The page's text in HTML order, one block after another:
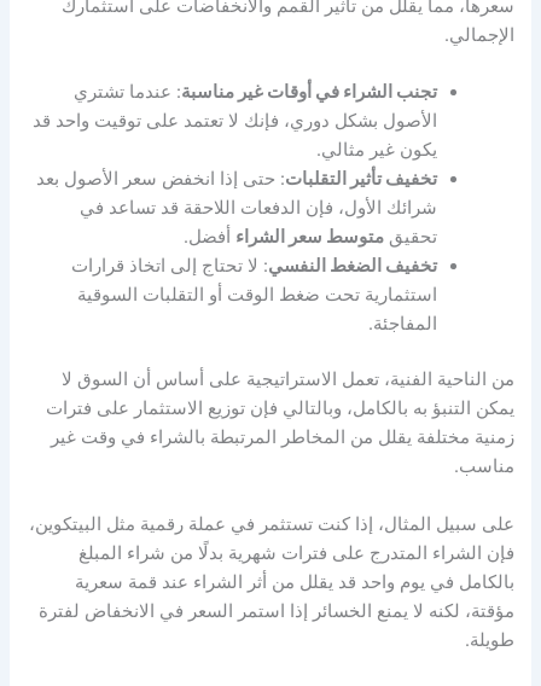
سعرها، مما يقلل من تأثير القمم والانخفاضات على استثمارك
الإجمالي.
تجنب الشراء في أوقات غير مناسبة: عندما تشتري
الأصول بشكل دوري، فإنك لا تعتمد على توقيت واحد قد
يكون غير مثالي.
تخفيف تأثير التقلبات: حتى إذا انخفض سعر الأصول بعد
شرائك الأول، فإن الدفعات اللاحقة قد تساعد في
تحقيق متوسط سعر الشراءأفضل.
تخفيف الضغط النفسي: لا تحتاج إلى اتخاذ قرارات
استثمارية تحت ضغط الوقت أو التقلبات السوقية
المفاجئة.
من الناحية الفنية، تعمل الاستراتيجية على أساس أن السوق لا
يمكن التنبؤ به بالكامل، وبالتالي فإن توزيع الاستثمار على فترات
زمنية مختلفة يقلل من المخاطر المرتبطة بالشراء في وقت غير
مناسب.
على سبيل المثال، إذا كنت تستثمر في عملة رقمية مثل البيتكوين،
فإن الشراء المتدرج على فترات شهرية بدلًا من شراء المبلغ
بالكامل في يوم واحد قد يقلل من أثر الشراء عند قمة سعرية
مؤقتة، لكنه لا يمنع الخسائر إذا استمر السعر في الانخفاض لفترة
طويلة.